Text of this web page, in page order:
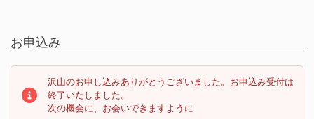
お申込み
沢山のお申し込みありがとうございました。お申込み受付は
終了いたしました。
次の機会に、お会いできますように